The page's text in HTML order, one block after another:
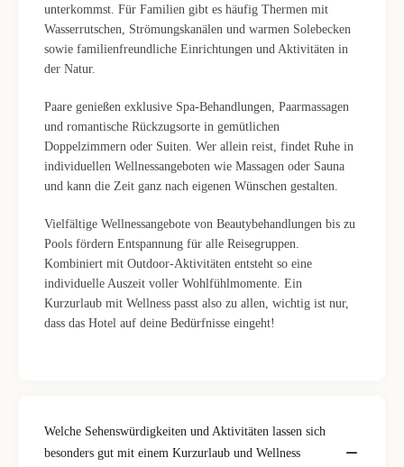
unterkommst. Für Familien gibt es häufig Thermen mit
Wasserrutschen, Strömungskanälen und warmen Solebecken
sowie familienfreundliche Einrichtungen und Aktivitäten in
der Natur.
Paare genießen exklusive Spa-Behandlungen, Paarmassagen
und romantische Rückzugsorte in gemütlichen
Doppelzimmern oder Suiten. Wer allein reist, findet Ruhe in
individuellen Wellnessangeboten wie Massagen oder Sauna
und kann die Zeit ganz nach eigenen Wünschen gestalten.
Vielfältige Wellnessangebote von Beautybehandlungen bis zu
Pools fördern Entspannung für alle Reisegruppen.
Kombiniert mit Outdoor-Aktivitäten entsteht so eine
individuelle Auszeit voller Wohlfühlmomente. Ein
Kurzurlaub mit Wellness passt also zu allen, wichtig ist nur,
dass das Hotel auf deine Bedürfnisse eingeht!
Welche Sehenswürdigkeiten und Aktivitäten lassen sich
besonders gut mit einem Kurzurlaub und Wellness